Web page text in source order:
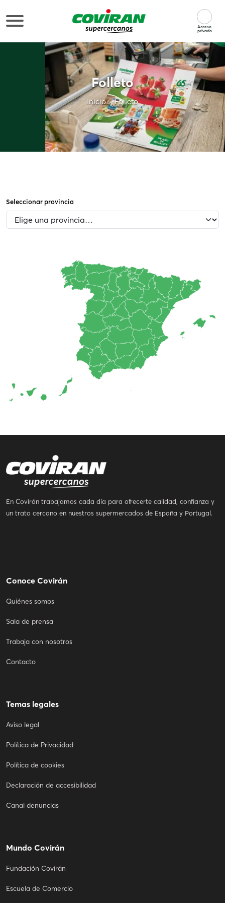
Acceso
privado
Folleto
Inicio Folleto
Seleccionar provincia
En Covirán trabajamos cada día para ofrecerte calidad, confianza y
un trato cercano en nuestros supermercados de España y Portugal.
Conoce Covirán
Quiénes somos
Sala de prensa
Trabaja con nosotros
Contacto
Temas legales
Aviso legal
Política de Privacidad
Política de cookies
Declaración de accesibilidad
Canal denuncias
Mundo Covirán
Fundación Covirán
Escuela de Comercio